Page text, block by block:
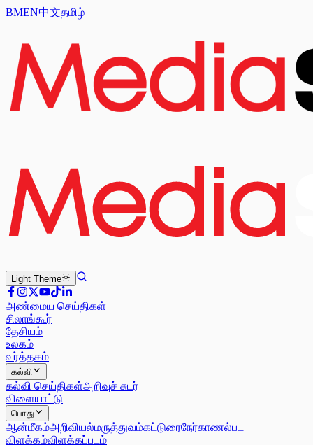
BMEN中文தமிழ்
Light Theme
அண்மைய செய்திகள்
சிலாங்கூர்
தேசியம்
உலகம்
வர்த்தகம்
கல்வி
கல்வி செய்திகள்அறிவுச் சுடர்
விளையாட்டு
பொது
ஆன்மீகம்அறிவியல்மருத்துவம்கட்டுரைநேர்காணல்பட
விளக்கம்விளக்கப்படம்